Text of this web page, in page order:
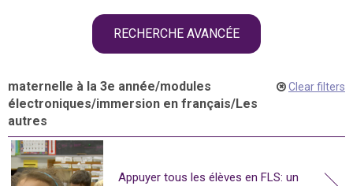
RECHERCHE AVANCÉE
maternelle à la 3e année/modules
électroniques/immersion en français/Les
autres
Clear filters
Appuyer tous les élèves en FLS: un